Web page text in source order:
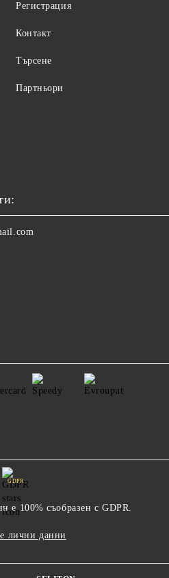
Регистрация
Контакт
Търсене
Партньори
GDPR
е 100% съобразен с GDPR.
лични данни